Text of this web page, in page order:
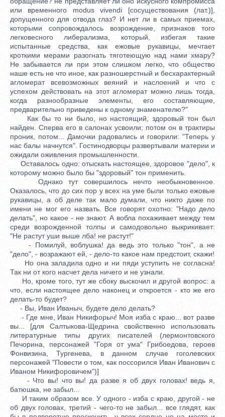
или временного modus vivendi [сосуществования (лат.)],
допущенного для отвода глаз? И нет ли в самых приемах,
которыми сопровождалось возрождение, признаков того
легковесного либерализма, который, избегая такие
испытанные средства, как ежовые рукавицы, мечтает
кроткими мерами разогнать тяготеющую над нами хмару?
Не забывается ли при этом слишком легко, что общество
наше есть не что иное, как разношерстный и бесхарактерный
агломерат всевозможных веяний и наслоений и что с
успехом действовать на этот агломерат можно лишь тогда,
когда разнообразные элементы, его составляющие,
предварительно приведены к одному знаменателю?"
Как бы то ни было, но настоящий, здоровый тон был
найден. Сперва его в салонах усвоили; потом он в трактиры
проник, потом... Дамочки радовались и говорили: "Теперь у
нас балы начнутся". Гостинодворцы развертывали материи и
ожидали оживления промышленности.
Оставалось одно: отыскать настоящее, здоровое "дело", к
которому можно было бы "здоровый" тон применить.
Однако тут совершилось нечто необыкновенное.
Оказалось, что до сих пор у всех на уме были только ежовые
рукавицы, а об деле так мало думали, что никто даже по
имени не мог его назвать. Все говорят охотно: "Надо дело
делать", но какое - не знают. А вобла похаживает между тем
среди возрожденной толпы и самодовольно выкрикивает:
"Не растут уши выше лба! не растут!"
- Помилуй, воблушка! да ведь это только "тон", а не
"дело", - возражают ей, - дело-то какое нам предстоит, скажи!
Но она заладила одно и ни пяди уступить не согласна!
Так ни от кого насчет дела ничего и не узнали.
Но, кроме того, тут же сбоку выскочил и другой вопрос: а
что, если настоящее дело наконец и откроется - кто же его
делать-то будет?
- Вы, Иван Иваныч, будете дело делать?
- Где мне, Иван Никифорыч! Моя изба с краю... вот разве
вы... [для Салтыкова-Щедрина свойственно использовать
литературные типы других писателей (лермонтовского
Печорина, персонажей "Горя от ума" Грибоедова, героев
Фонвизина, Тургенева, в данном случае гоголевских
персонажей "Повести о том, как поссорился Иван Иванович с
Иваном Никифоровичем")]
- Что вы! что вы! да разве я об двух головах! ведь я,
батюшка, не забыл...
И таким образом все. У одного - изба с краю, другой - не
об двух головах, третий - чего-то не забыл... все глядят, как